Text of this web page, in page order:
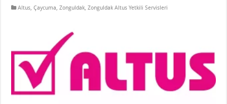
Altus,Çaycuma,Zonguldak,Zonguldak Altus Yetkili Servisleri